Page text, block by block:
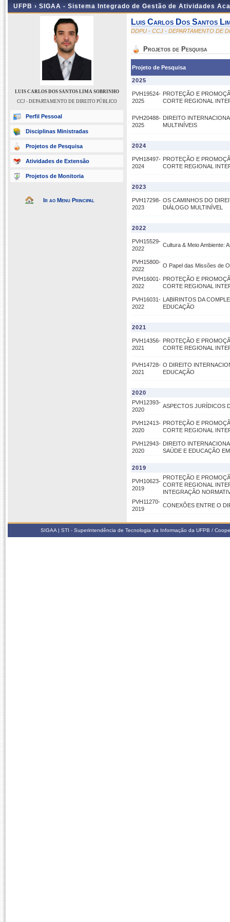
UFPB › SIGAA - Sistema Integrado de Gestão de Atividades
LUIS CARLOS DOS SANTOS LIMA SOBRINHO
CCJ - DEPARTAMENTO DE DIREITO PÚBLICO
Perfil Pessoal
Disciplinas Ministradas
Projetos de Pesquisa
Atividades de Extensão
Projetos de Monitoria
Ir ao Menu Principal
Luis Carlos Dos Santos
DDPU - CCJ - DEPARTAMENTO DE
Projetos de Pesquisa
Projeto de Pesquisa
2025
PVH19524-
2025
PROTEÇÃO E
CORTE REGIONAL
PVH20488-
2025
DIREITO
MULTINÍVEIS
2024
PVH18497-
2024
PROTEÇÃO E
CORTE REGIONAL
2023
PVH17298-
2023
OS CAMINHOS DO
DIÁLOGO MULTINÍVEL
2022
PVH15529-
2022
Cultura & Meio Ambiente:
PVH15800-
2022
O Papel das Missões de
PVH16001-
2022
PROTEÇÃO E
CORTE REGIONAL
PVH16031-
2022
LABIRINTOS DA
EDUCAÇÃO
2021
PVH14356-
2021
PROTEÇÃO E
CORTE REGIONAL
PVH14728-
2021
O DIREITO
EDUCAÇÃO
2020
PVH12393-
2020
ASPECTOS JURÍDICOS
PVH12413-
2020
PROTEÇÃO E
CORTE REGIONAL
PVH12943-
2020
DIREITO
SAÚDE E EDUCAÇÃO
2019
PVH10623-
2019
PROTEÇÃO E
CORTE REGIONAL
INTEGRAÇÃO
PVH11270-
2019
CONEXÕES ENTRE O
SIGAA | STI - Superintendência de Tecnologia da Informação da UFPB /